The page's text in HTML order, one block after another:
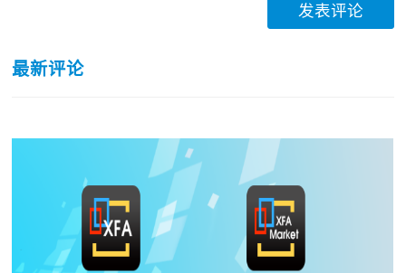
发表评论
最新评论